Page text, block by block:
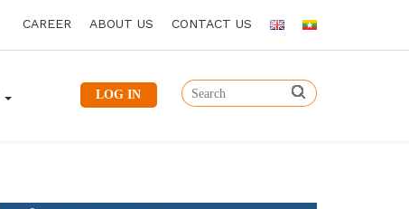
CAREER ABOUT US CONTACT US
LOG IN